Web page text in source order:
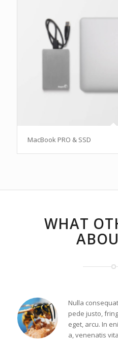
MacBook PRO & SSD
WHAT
Nulla
pede justo,
eget, arcu. In
a, venenatis